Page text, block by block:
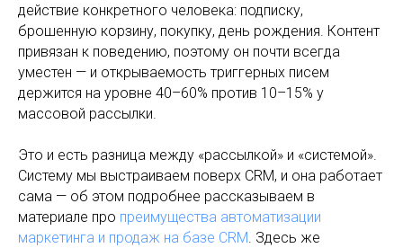
действие конкретного человека: подписку,
брошенную корзину, покупку, день рождения. Контент
привязан к поведению, поэтому он почти всегда
уместен — и открываемость триггерных писем
держится на уровне 40–60% против 10–15% у
массовой рассылки.
Это и есть разница между «рассылкой» и «системой».
Систему мы выстраиваем поверх CRM, и она работает
сама — об этом подробнее рассказываем в
материале про преимущества автоматизации
маркетинга и продаж на базе CRM. Здесь же